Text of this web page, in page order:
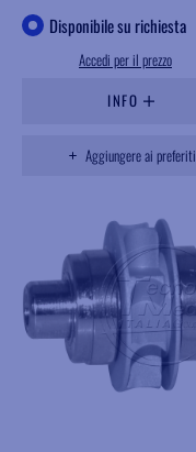
Disponibile su richiesta
Accedi per il prezzo
INFO
Aggiungere ai preferiti